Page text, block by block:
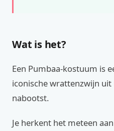
Wat is het?
Een Pumbaa-kostuum is
iconische wrattenzwijn uit
nabootst.
Je herkent het meteen